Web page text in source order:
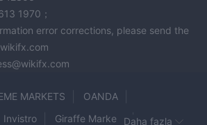
sorulan soruların cevaplarıyla. Ayrıca
takip edebilirsiniz dahilFacebook,
ve Twitter
altında yasal olarak faaliyet
1970；
error corrections, please send the
MARKETS
OANDA
Invistro Giraffe MarketsDaha fazla